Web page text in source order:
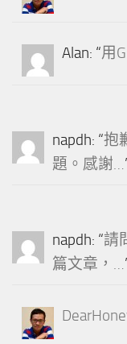
Alan: “用
napdh: “抱
題。感謝…
napdh: “請
篇文章，…